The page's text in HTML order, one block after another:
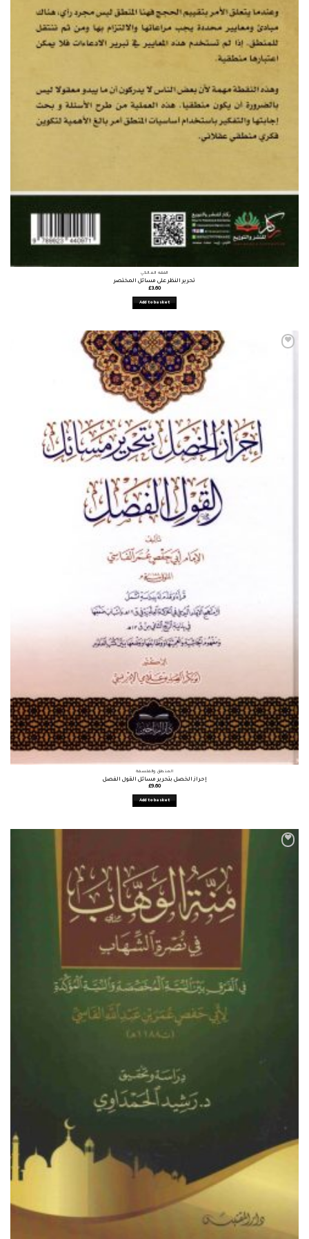
الفقه المالكي
تحرير النظر على مسائل المختصر
£3.60
Add to basket
المنطق والفلسفة
إحراز الخصل بتحرير مسائل القول الفصل
£9.60
Add to basket